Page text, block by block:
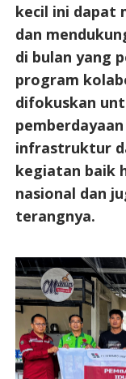
kecil ini dapat
dan
di bulan yang
program
difokuskan
infrastruktur
kegiatan baik
nasional dan
terangnya.